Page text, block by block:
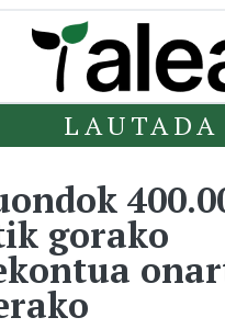
LAUTADA
gorako